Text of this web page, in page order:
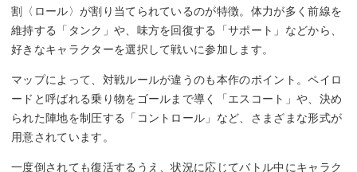
割〈ロール〉が割り当てられているのが特徴。体力が多く前線を
維持する「タンク」や、味方を回復する「サポート」などから、
好きなキャラクターを選択して戦いに参加します。
マップによって、対戦ルールが違うのも本作のポイント。ペイロ
ードと呼ばれる乗り物をゴールまで導く「エスコート」や、決め
られた陣地を制圧する「コントロール」など、さまざまな形式が
用意されています。
一度倒されても復活するうえ、状況に応じてバトル中にキャラク